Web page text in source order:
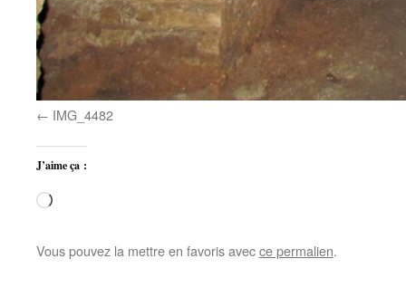
IMG_4482
J’aime ça :
Chargement…
Vous pouvez la mettre en favoris avecce permalien.